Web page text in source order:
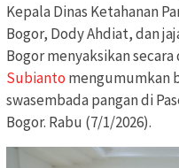
Kepala Dinas Ketahanan
Bogor, Dody Ahdiat, dan
Bogor menyaksikan
Subianto mengumumkan
swasembada pangan di
Bogor. Rabu (7/1/2026).